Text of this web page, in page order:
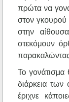
πρώτα να
στον γκουρού
στην
στεκόμουν
Το
διάρκεια
έριχνε